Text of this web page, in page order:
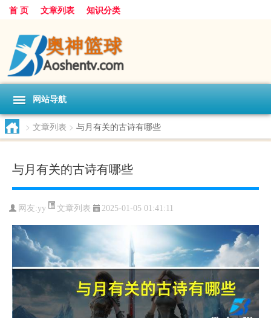
首 页 文章列表 知识分类
网站导航
> 文章列表 > 与月有关的古诗有哪些
与月有关的古诗有哪些
网友:yy 文章列表 2025-01-05 01:41:11